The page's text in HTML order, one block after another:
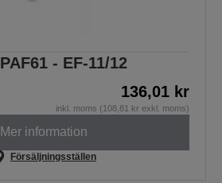
- EF-11/12
136,01 kr
inkl. moms (108,81 kr exkl. moms)
Mer information
Försäljningsställen